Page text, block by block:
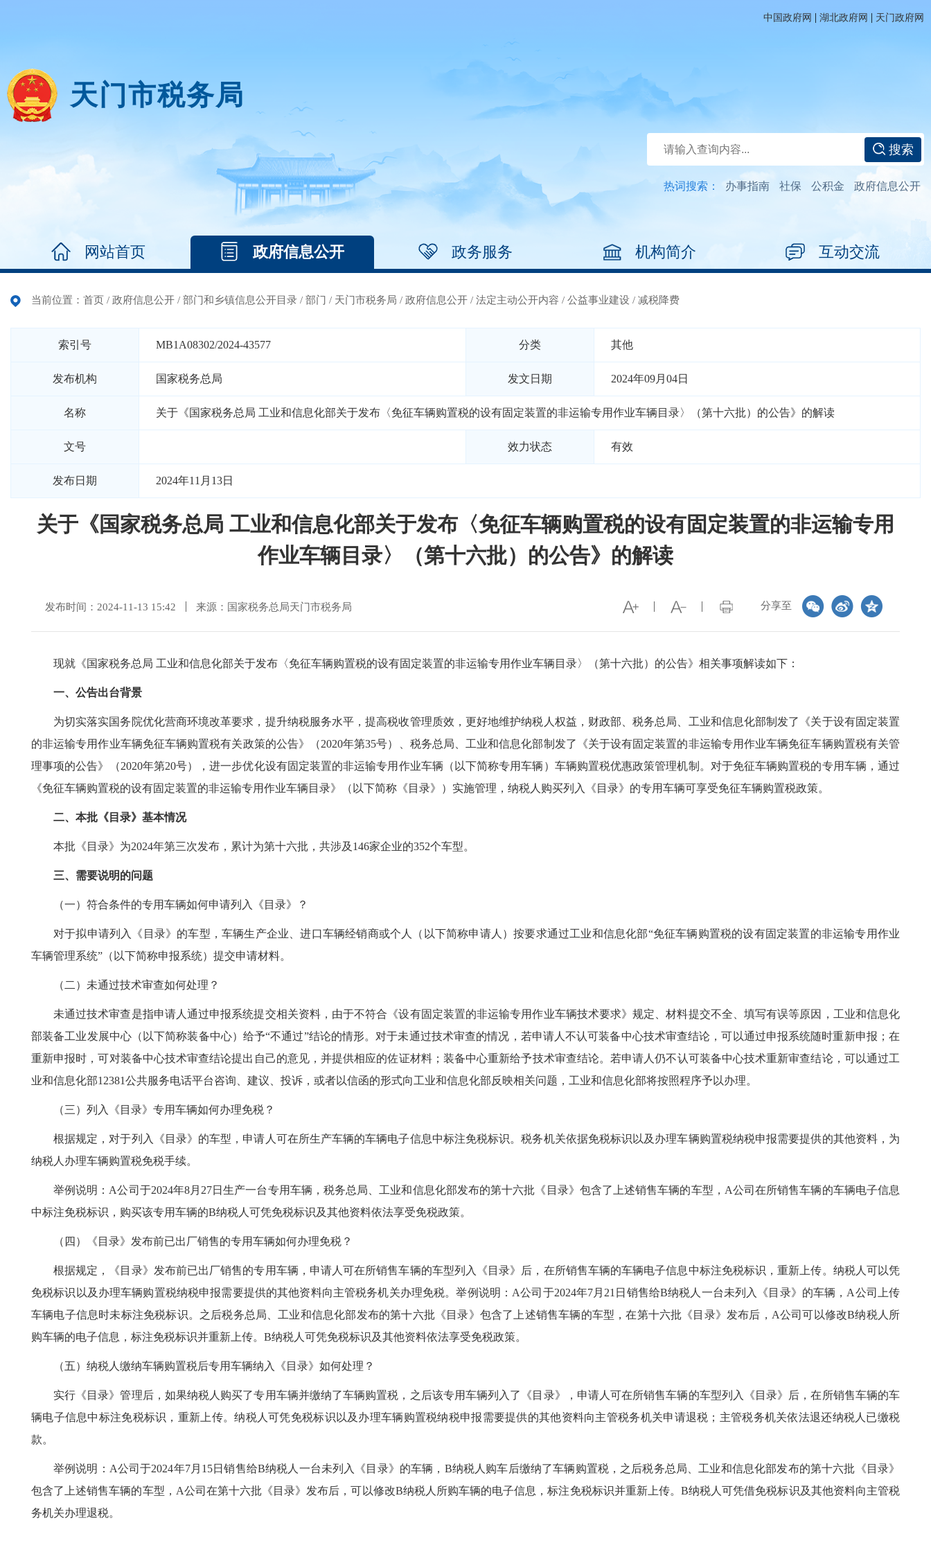
中国政府网 | 湖北政府网 | 天门政府网
天门市税务局
搜索
热词搜索： 办事指南 社保 公积金 政府信息公开
网站首页 政府信息公开 政务服务 机构简介 互动交流
当前位置： 首页 / 政府信息公开 / 部门和乡镇信息公开目录 / 部门 / 天门市税务局 / 政府信息公开 / 法定主动公开内容 / 公益事业建设 / 减税降费
索引号 MB1A08302/2024-43577 分类 其他
发布机构 国家税务总局 发文日期 2024年09月04日
名称 关于《国家税务总局 工业和信息化部关于发布〈免征车辆购置税的设有固定装置的非运输专用作业车辆目录〉（第十六批）的公告》的解读
文号 效力状态 有效
发布日期 2024年11月13日
关于《国家税务总局 工业和信息化部关于发布〈免征车辆购置税的设有固定装置的非运输专用
作业车辆目录〉（第十六批）的公告》的解读
分享至
发布时间：2024-11-13 15:42 来源：国家税务总局天门市税务局
现就《国家税务总局 工业和信息化部关于发布〈免征车辆购置税的设有固定装置的非运输专用作业车辆目录〉（第十六批）的公告》相关事项解读如下：
一、公告出台背景
为切实落实国务院优化营商环境改革要求，提升纳税服务水平，提高税收管理质效，更好地维护纳税人权益，财政部、税务总局、工业和信息化部制发了《关于设有固定装置
的非运输专用作业车辆免征车辆购置税有关政策的公告》（2020年第35号）、税务总局、工业和信息化部制发了《关于设有固定装置的非运输专用作业车辆免征车辆购置税有关管
理事项的公告》（2020年第20号），进一步优化设有固定装置的非运输专用作业车辆（以下简称专用车辆）车辆购置税优惠政策管理机制。对于免征车辆购置税的专用车辆，通过
《免征车辆购置税的设有固定装置的非运输专用作业车辆目录》（以下简称《目录》）实施管理，纳税人购买列入《目录》的专用车辆可享受免征车辆购置税政策。
二、本批《目录》基本情况
本批《目录》为2024年第三次发布，累计为第十六批，共涉及146家企业的352个车型。
三、需要说明的问题
（一）符合条件的专用车辆如何申请列入《目录》？
对于拟申请列入《目录》的车型，车辆生产企业、进口车辆经销商或个人（以下简称申请人）按要求通过工业和信息化部“免征车辆购置税的设有固定装置的非运输专用作业
车辆管理系统”（以下简称申报系统）提交申请材料。
（二）未通过技术审查如何处理？
未通过技术审查是指申请人通过申报系统提交相关资料，由于不符合《设有固定装置的非运输专用作业车辆技术要求》规定、材料提交不全、填写有误等原因，工业和信息化
部装备工业发展中心（以下简称装备中心）给予“不通过”结论的情形。对于未通过技术审查的情况，若申请人不认可装备中心技术审查结论，可以通过申报系统随时重新申报；在
重新申报时，可对装备中心技术审查结论提出自己的意见，并提供相应的佐证材料；装备中心重新给予技术审查结论。若申请人仍不认可装备中心技术重新审查结论，可以通过工
业和信息化部12381公共服务电话平台咨询、建议、投诉，或者以信函的形式向工业和信息化部反映相关问题，工业和信息化部将按照程序予以办理。
（三）列入《目录》专用车辆如何办理免税？
根据规定，对于列入《目录》的车型，申请人可在所生产车辆的车辆电子信息中标注免税标识。税务机关依据免税标识以及办理车辆购置税纳税申报需要提供的其他资料，为
纳税人办理车辆购置税免税手续。
举例说明：A公司于2024年8月27日生产一台专用车辆，税务总局、工业和信息化部发布的第十六批《目录》包含了上述销售车辆的车型，A公司在所销售车辆的车辆电子信息
中标注免税标识，购买该专用车辆的B纳税人可凭免税标识及其他资料依法享受免税政策。
（四）《目录》发布前已出厂销售的专用车辆如何办理免税？
根据规定，《目录》发布前已出厂销售的专用车辆，申请人可在所销售车辆的车型列入《目录》后，在所销售车辆的车辆电子信息中标注免税标识，重新上传。纳税人可以凭
免税标识以及办理车辆购置税纳税申报需要提供的其他资料向主管税务机关办理免税。举例说明：A公司于2024年7月21日销售给B纳税人一台未列入《目录》的车辆，A公司上传
车辆电子信息时未标注免税标识。之后税务总局、工业和信息化部发布的第十六批《目录》包含了上述销售车辆的车型，在第十六批《目录》发布后，A公司可以修改B纳税人所
购车辆的电子信息，标注免税标识并重新上传。B纳税人可凭免税标识及其他资料依法享受免税政策。
（五）纳税人缴纳车辆购置税后专用车辆纳入《目录》如何处理？
实行《目录》管理后，如果纳税人购买了专用车辆并缴纳了车辆购置税，之后该专用车辆列入了《目录》，申请人可在所销售车辆的车型列入《目录》后，在所销售车辆的车
辆电子信息中标注免税标识，重新上传。纳税人可凭免税标识以及办理车辆购置税纳税申报需要提供的其他资料向主管税务机关申请退税；主管税务机关依法退还纳税人已缴税
款。
举例说明：A公司于2024年7月15日销售给B纳税人一台未列入《目录》的车辆，B纳税人购车后缴纳了车辆购置税，之后税务总局、工业和信息化部发布的第十六批《目录》
包含了上述销售车辆的车型，A公司在第十六批《目录》发布后，可以修改B纳税人所购车辆的电子信息，标注免税标识并重新上传。B纳税人可凭借免税标识及其他资料向主管税
务机关办理退税。